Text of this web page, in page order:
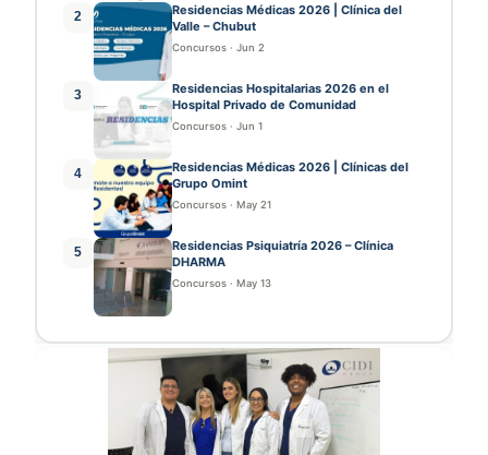
2
Residencias Médicas 2026 | Clínica del
Valle – Chubut
Concursos · Jun 2
3
Residencias Hospitalarias 2026 en el
Hospital Privado de Comunidad
Concursos · Jun 1
4
Residencias Médicas 2026 | Clínicas del
Grupo Omint
Concursos · May 21
5
Residencias Psiquiatría 2026 – Clínica
DHARMA
Concursos · May 13